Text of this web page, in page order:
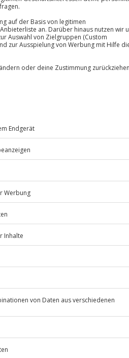
Volle Flexibilität
Jeder Gutschein für
Maximale Sicherheit
3 Jahre gültig &
Direktabzug im
Melde dich hier an
Du erhältst 184°P